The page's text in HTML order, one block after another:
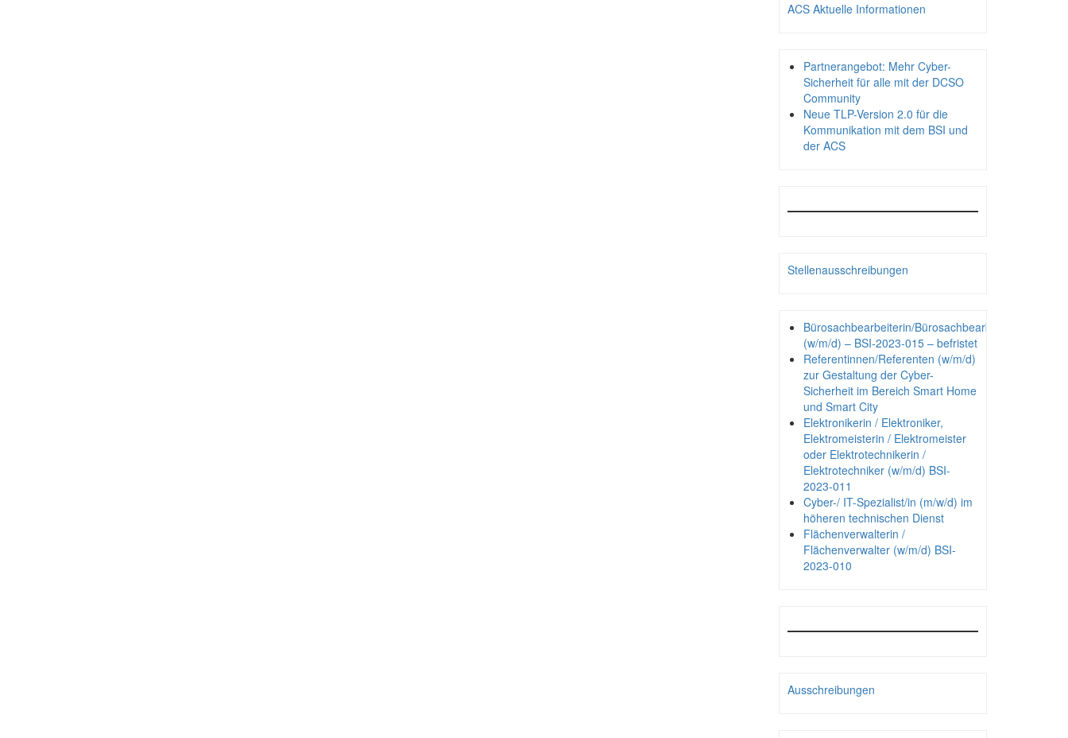
ACS Aktuelle Informationen
Partnerangebot: Mehr Cyber-
Sicherheit für alle mit der DCSO
Community
Neue TLP-Version 2.0 für die
Kommunikation mit dem BSI und
der ACS
Stellenausschreibungen
Bürosachbearbeiterin/Bürosachbearbeiter
(w/m/d) – BSI-2023-015 – befristet
Referentinnen/Referenten (w/m/d)
zur Gestaltung der Cyber-
Sicherheit im Bereich Smart Home
und Smart City
Elektronikerin / Elektroniker,
Elektromeisterin / Elektromeister
oder Elektrotechnikerin /
Elektrotechniker (w/m/d) BSI-
2023-011
Cyber-/ IT-Spezialist/in (m/w/d) im
höheren technischen Dienst
Flächenverwalterin /
Flächenverwalter (w/m/d) BSI-
2023-010
Ausschreibungen